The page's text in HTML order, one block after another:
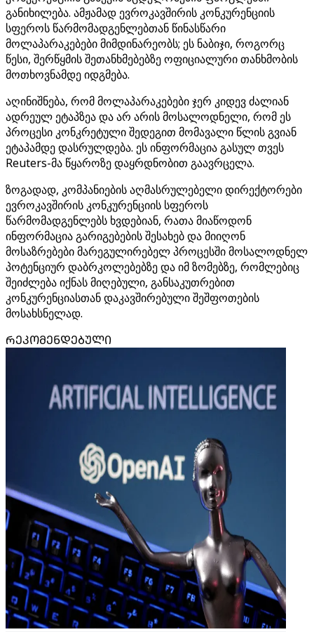
განიხილება. ამჟამად ევროკავშირის კონკურენციის
სფეროს წარმომადგენლებთან წინასწარი
მოლაპარაკებები მიმდინარეობს; ეს ნაბიჯი, როგორც
წესი, შერწყმის შეთანხმებებზე ოფიციალური თანხმობის
მოთხოვნამდე იდგმება.
აღინიშნება, რომ მოლაპარაკებები ჯერ კიდევ ძალიან
ადრეულ ეტაპზეა და არ არის მოსალოდნელი, რომ ეს
პროცესი კონკრეტული შედეგით მომავალი წლის გვიან
ეტაპამდე დასრულდება. ეს ინფორმაცია გასულ თვეს
Reuters-მა წყაროზე დაყრდნობით გაავრცელა.
ზოგადად, კომპანიების აღმასრულებელი დირექტორები
ევროკავშირის კონკურენციის სფეროს
წარმომადგენლებს ხვდებიან, რათა მიაწოდონ
ინფორმაცია გარიგებების შესახებ და მიიღონ
მოსაზრებები მარეგულირებელ პროცესში მოსალოდნელ
პოტენციურ დაბრკოლებებზე და იმ ზომებზე, რომლებიც
შეიძლება იქნას მიღებული, განსაკუთრებით
კონკურენციასთან დაკავშირებული შეშფოთების
მოსახსნელად.
ᲠᲔᲙᲝᲛᲔᲜᲓᲔᲑᲣᲚᲘ